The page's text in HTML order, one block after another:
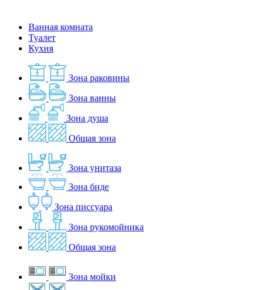
Ванная комната
Туалет
Кухня
Зона раковины
Зона ванны
Зона душа
Общая зона
Зона унитаза
Зона биде
Зона писсуара
Зона рукомойника
Общая зона
Зона мойки